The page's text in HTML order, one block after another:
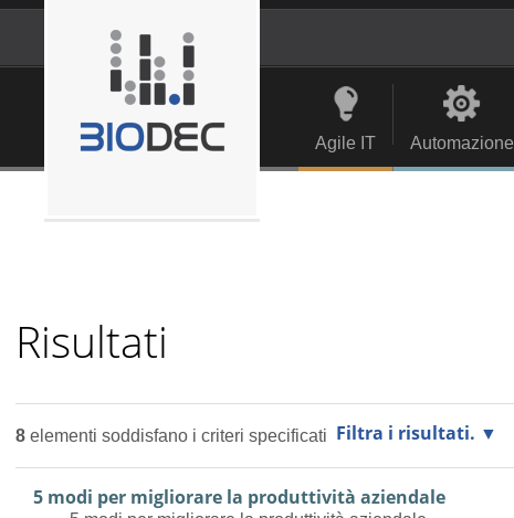
Agile IT Automazione
Risultati
8 elementi soddisfano i criteri specificati Filtra i risultati.
5 modi per migliorare la produttività aziendale